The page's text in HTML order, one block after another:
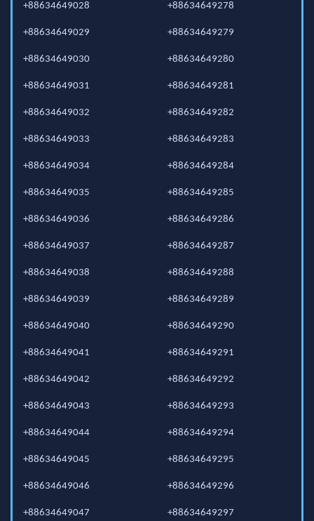
+88634649028
+88634649029
+88634649030
+88634649031
+88634649032
+88634649033
+88634649034
+88634649035
+88634649036
+88634649037
+88634649038
+88634649039
+88634649040
+88634649041
+88634649042
+88634649043
+88634649044
+88634649045
+88634649046
+88634649047
+88634649278
+88634649279
+88634649280
+88634649281
+88634649282
+88634649283
+88634649284
+88634649285
+88634649286
+88634649287
+88634649288
+88634649289
+88634649290
+88634649291
+88634649292
+88634649293
+88634649294
+88634649295
+88634649296
+88634649297